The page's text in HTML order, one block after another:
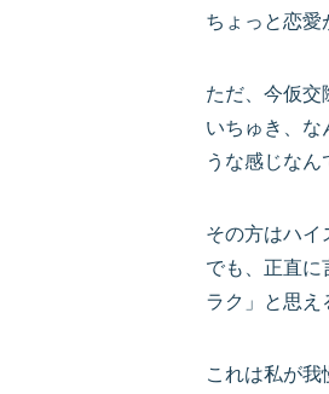
ちょっと恋愛
ただ、今仮
いちゅき、な
うな感じなん
その方はハイ
でも、正直に
ラク」と思え
これは私が我